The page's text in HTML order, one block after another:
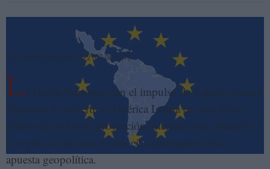
Unión Europea y América Latina: la hora de una nueva alianza. ELENA
8 DE NOVIEMBRE DE 2022 (07:00 CET)
La Unión Europea, con el impulso de España, parece
dispuesta a convertir a América Latina en uno de los
pilares de su futura proyección internacional, situando a
la región como uno de sus ejes prioritarios de su
apuesta geopolítica.